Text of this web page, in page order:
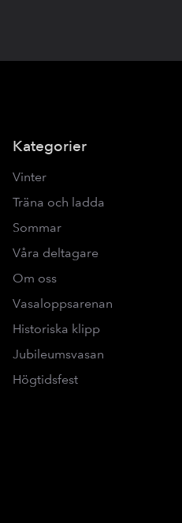
Kategorier
Vinter
Träna och ladda
Sommar
Våra deltagare
Om oss
Vasaloppsarenan
Historiska klipp
Jubileumsvasan
Högtidsfest